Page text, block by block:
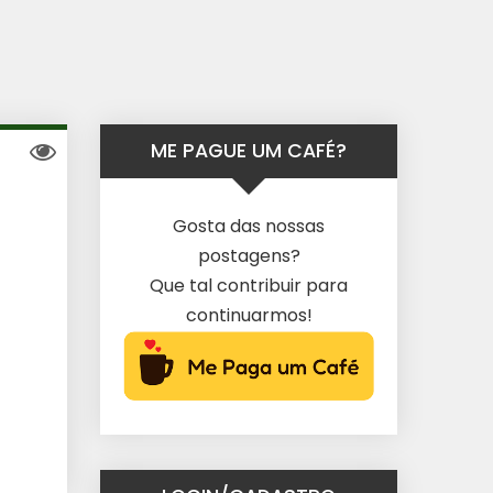
ME PAGUE UM CAFÉ?
Gosta das nossas
postagens?
Que tal contribuir para
continuarmos!